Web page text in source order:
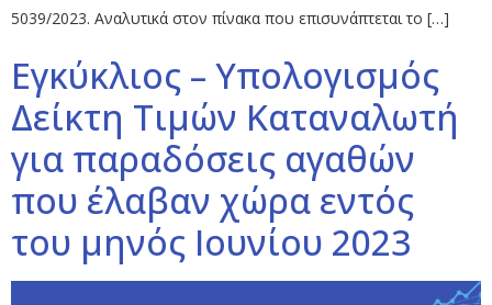
5039/2023. Αναλυτικά στον πίνακα που επισυνάπτεται το […]
Εγκύκλιος – Υπολογισμός
Δείκτη Τιμών Καταναλωτή
για παραδόσεις αγαθών
που έλαβαν χώρα εντός
του μηνός Ιουνίου 2023